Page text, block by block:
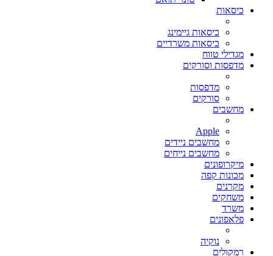
כיסאות
כיסאות גיימינג
כיסאות משרדיים
מגדילי טווח
מדפסות וסורקים
מדפסות
סורקים
מחשבים
Apple
מחשבים ניידים
מחשבים נייחים
מיקרופונים
מכונות קפה
מקרנים
משחקים
משרד
פלאפונים
נוקיה
רמקולים